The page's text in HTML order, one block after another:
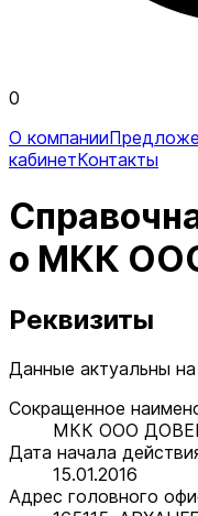
0
О компании
кабинетКонтакты
о МКК
Реквизиты
Данные актуальны
Сокращенное
МКК ООО
Дата начала
15.01.2016
Адрес головного